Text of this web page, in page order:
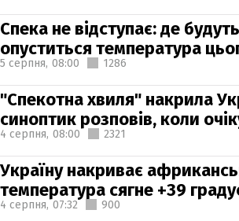
Спека не відступає: де
опуститься температура
5 серпня, 08:00 1286
"Спекотна хвиля" накрила
синоптик розповів, коли
4 серпня, 08:00 2321
Україну накриває
температура сягне +39
4 серпня, 07:32 900